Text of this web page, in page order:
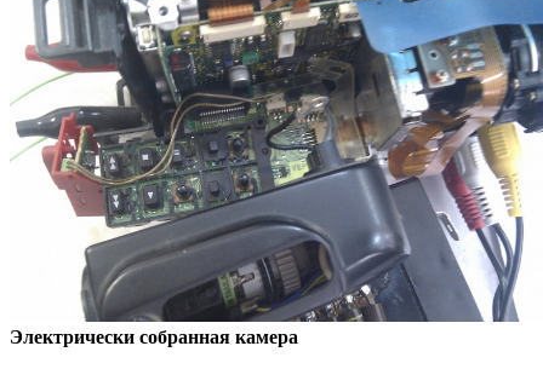
Электрически собранная камера